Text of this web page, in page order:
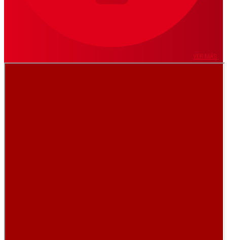
VER MÁS